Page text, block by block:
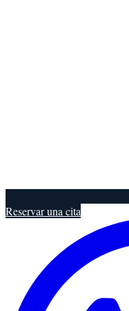
Reservar una cita